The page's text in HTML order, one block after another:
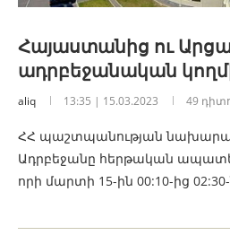
Հայաստանից ու
ադրբեջանական
aliq 13:35 | 15.03.2023 49
ՀՀ պաշտպանության
Ադրբեջանը հերթական
որի մարտի 15-ին 00:10-ից